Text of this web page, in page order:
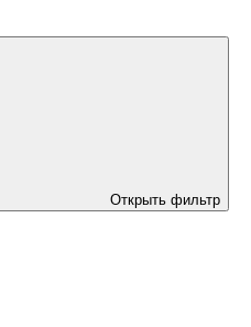
Открыть фильтр